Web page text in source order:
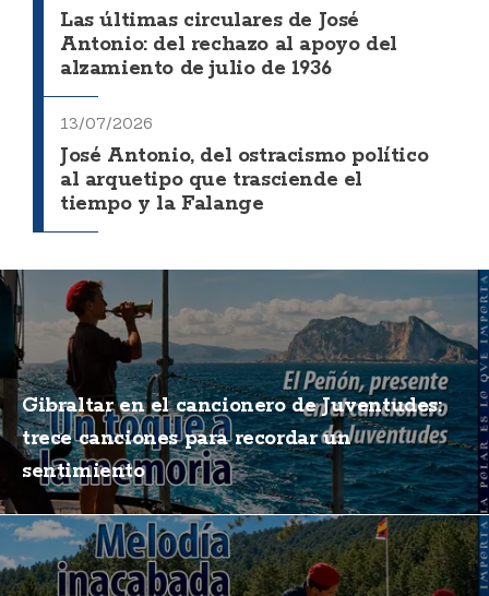
Las últimas circulares de José
Antonio: del rechazo al apoyo del
alzamiento de julio de 1936
13/07/2026
José Antonio, del ostracismo político
al arquetipo que trasciende el
tiempo y la Falange
Gibraltar en el cancionero de Juventudes:
trece canciones para recordar un
sentimiento